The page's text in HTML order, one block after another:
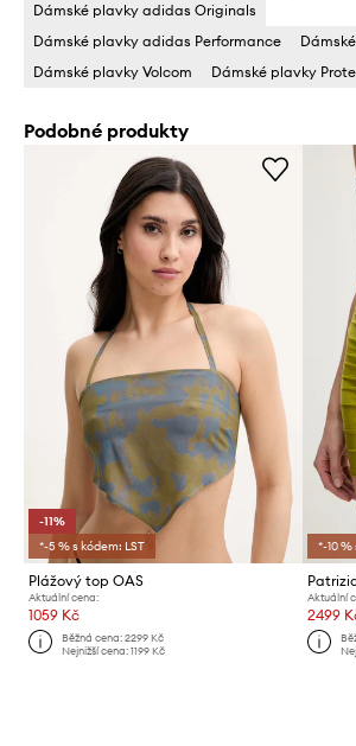
Dámské plavky adidas Originals
Dámské plavky adidas Performance
Dámské plavky Volcom
Dámské plavky
Podobné produkty
-11%
*-5 % s kódem: LST
Plážový top OAS
Aktuální cena:
1059 Kč
Běžná cena:2299 Kč
Nejnižší cena:1199 Kč
*-10 %
Aktuální
2499